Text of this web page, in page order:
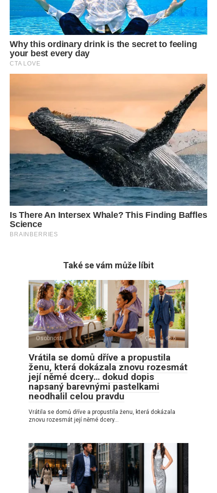
Také se vám může líbit
Osobnosti 0 6
Vrátila se domů dříve a propustila
ženu, která dokázala znovu rozesmát
její němé dcery… dokud dopis
napsaný barevnými pastelkami
neodhalil celou pravdu
Vrátila se domů dříve a propustila ženu, která dokázala
znovu rozesmát její němé dcery…